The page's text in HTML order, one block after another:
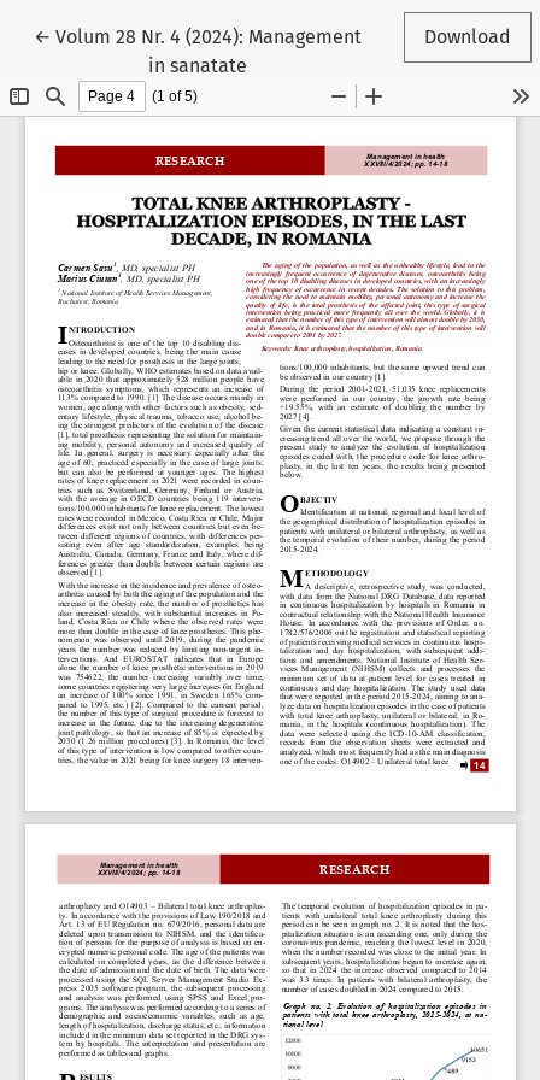
← Reveniți la detaliile articolului
Volum 28 Nr. 4 (2024): Management
in sanatate
Download